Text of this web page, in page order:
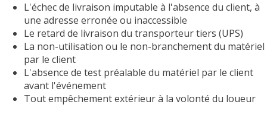
L'échec de livraison imputable à l'absence du client, à
une adresse erronée ou inaccessible
Le retard de livraison du transporteur tiers (UPS)
La non-utilisation ou le non-branchement du matériel
par le client
L'absence de test préalable du matériel par le client
avant l'événement
Tout empêchement extérieur à la volonté du loueur